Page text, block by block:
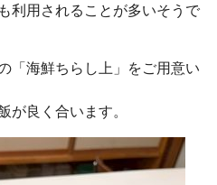
利用されることが多いそうで
「海鮮ちらし上」をご用意い
が良く合います。